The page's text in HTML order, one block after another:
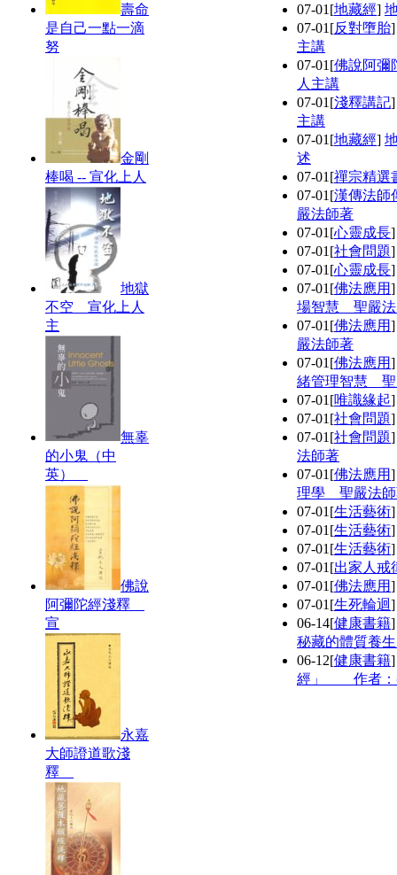
壽命
是自己一點一滴
努
金剛
棒喝 -- 宣化上人
地獄
不空 宣化上人
主
無辜
的小鬼（中
英）
佛說
阿彌陀經淺釋
宣
永嘉
大師證道歌淺
釋
07-01 [地藏經]
07-01 [反對墮胎
主講
07-01 [佛說阿彌
人主講
07-01 [淺釋講記
主講
07-01 [地藏經]
述
07-01 [禪宗精選
07-01 [漢傳法師
嚴法師著
07-01 [心靈成長
07-01 [社會問題
07-01 [心靈成長
07-01 [佛法應用
場智慧 聖嚴
07-01 [佛法應用
嚴法師著
07-01 [佛法應用
緒管理智慧
07-01 [唯識緣起
07-01 [社會問題
07-01 [社會問題
法師著
07-01 [佛法應用
理學 聖嚴法
07-01 [生活藝術
07-01 [生活藝術
07-01 [生活藝術
07-01 [出家人戒
07-01 [佛法應用
07-01 [生死輪迴
06-14[健康書籍
秘藏的體質養
06-12[健康書籍
經」 作者：